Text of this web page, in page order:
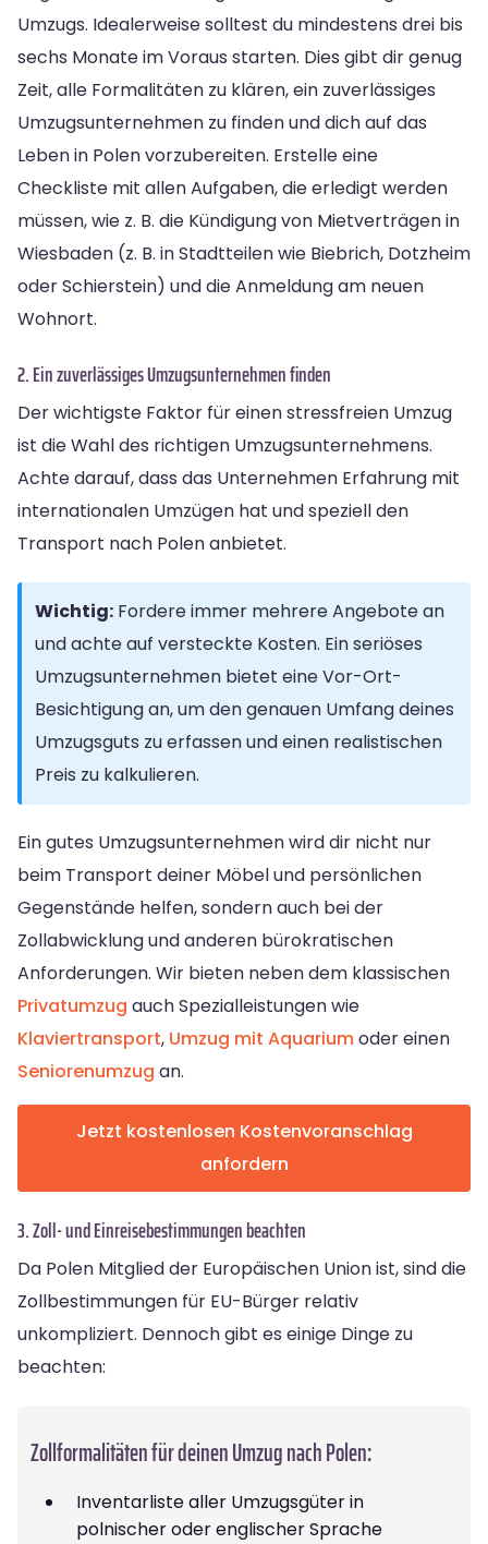
Umzugs. Idealerweise solltest du mindestens drei bis
sechs Monate im Voraus starten. Dies gibt dir genug
Zeit, alle Formalitäten zu klären, ein zuverlässiges
Umzugsunternehmen zu finden und dich auf das
Leben in Polen vorzubereiten. Erstelle eine
Checkliste mit allen Aufgaben, die erledigt werden
müssen, wie z. B. die Kündigung von Mietverträgen in
Wiesbaden (z. B. in Stadtteilen wie Biebrich, Dotzheim
oder Schierstein) und die Anmeldung am neuen
Wohnort.
2. Ein zuverlässiges Umzugsunternehmen finden
Der wichtigste Faktor für einen stressfreien Umzug
ist die Wahl des richtigen Umzugsunternehmens.
Achte darauf, dass das Unternehmen Erfahrung mit
internationalen Umzügen hat und speziell den
Transport nach Polen anbietet.
Wichtig: Fordere immer mehrere Angebote an
und achte auf versteckte Kosten. Ein seriöses
Umzugsunternehmen bietet eine Vor-Ort-
Besichtigung an, um den genauen Umfang deines
Umzugsguts zu erfassen und einen realistischen
Preis zu kalkulieren.
Ein gutes Umzugsunternehmen wird dir nicht nur
beim Transport deiner Möbel und persönlichen
Gegenstände helfen, sondern auch bei der
Zollabwicklung und anderen bürokratischen
Anforderungen. Wir bieten neben dem klassischen
Privatumzug auch Spezialleistungen wie
Klaviertransport, Umzug mit Aquariumoder einen
Seniorenumzug an.
Jetzt kostenlosen Kostenvoranschlag
anfordern
3. Zoll- und Einreisebestimmungen beachten
Da Polen Mitglied der Europäischen Union ist, sind die
Zollbestimmungen für EU-Bürger relativ
unkompliziert. Dennoch gibt es einige Dinge zu
beachten:
Zollformalitäten für deinen Umzug nach Polen:
Inventarliste aller Umzugsgüter in
polnischer oder englischer Sprache